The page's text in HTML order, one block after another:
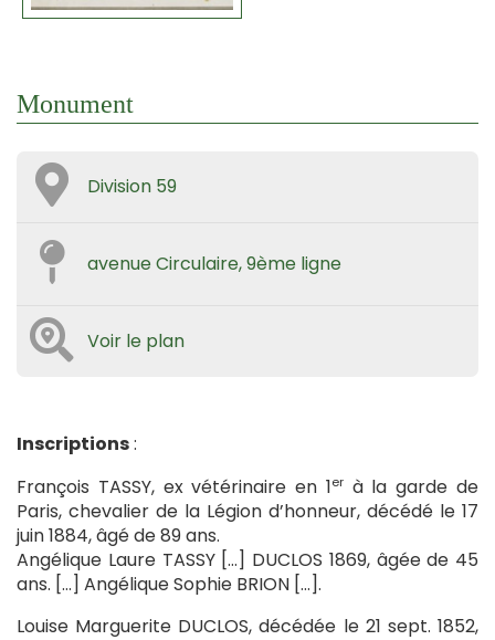
Monument
Division 59
avenue Circulaire, 9ème ligne
Voir le plan
Inscriptions:
François TASSY, ex vétérinaire en 1erà la garde de
Paris, chevalier de la Légion d’honneur, décédé le 17
juin 1884, âgé de 89 ans.
Angélique Laure TASSY […] DUCLOS 1869, âgée de 45
ans. […] Angélique Sophie BRION […].
Louise Marguerite DUCLOS, décédée le 21 sept. 1852,